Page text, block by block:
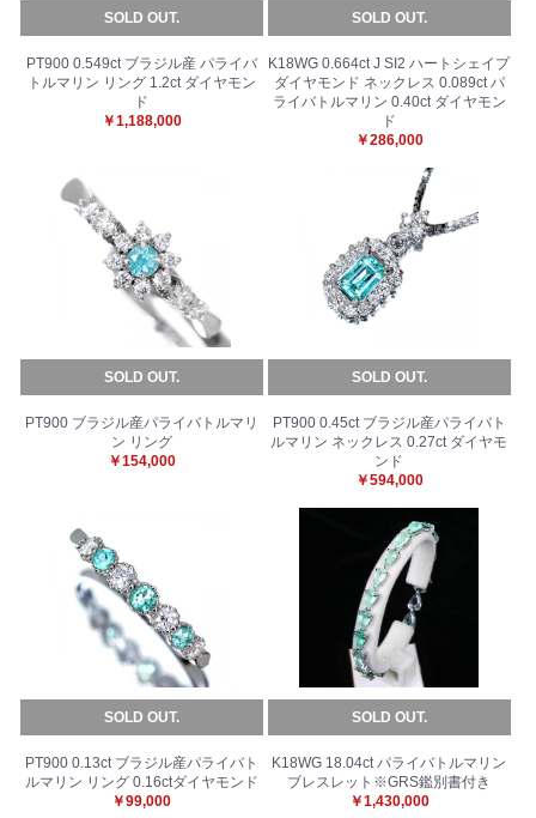
SOLD OUT.
PT900 0.549ct ブラジル産 パライバ
トルマリン リング 1.2ct ダイヤモン
ド
￥1,188,000
SOLD OUT.
K18WG 0.664ct J SI2 ハートシェイプ
ダイヤモンド ネックレス 0.089ct パ
ライバトルマリン 0.40ct ダイヤモン
ド
￥286,000
SOLD OUT.
PT900 ブラジル産パライバトルマリ
ン リング
￥154,000
SOLD OUT.
PT900 0.45ct ブラジル産パライバト
ルマリン ネックレス 0.27ct ダイヤモ
ンド
￥594,000
SOLD OUT.
PT900 0.13ct ブラジル産パライバト
ルマリン リング 0.16ctダイヤモンド
￥99,000
SOLD OUT.
K18WG 18.04ct パライバトルマリン
ブレスレット※GRS鑑別書付き
￥1,430,000